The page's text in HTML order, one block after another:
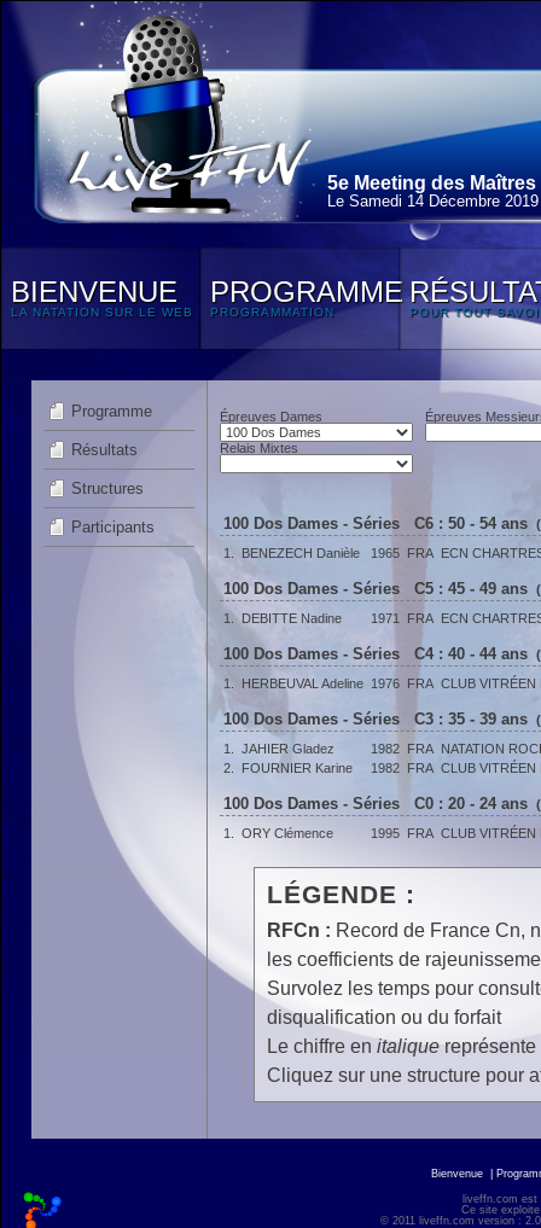
5e Meeting des
Le Samedi 14 Décembre 2019
BIENVENUE
LA NATATION SUR LE WEB
PROGRAMME
PROGRAMMATION POUR TOUT
Programme
Résultats
Structures
Participants
Épreuves Dames Épreuves
Relais Mixtes
100 Dos Dames - Séries C6 : 50 - 54 ans
1.
BENEZECH Danièle 1965 FRA ECN
100 Dos Dames - Séries C5 : 45 - 49 ans
1. DEBITTE Nadine 1971 FRA ECN
100 Dos Dames - Séries C4 : 40 - 44 ans
1.
HERBEUVAL Adeline 1976 FRA CLUB VITRÉEN
100 Dos Dames - Séries C3 : 35 - 39 ans
1.
JAHIER Gladez 1982 FRA NATATION
2.
FOURNIER Karine 1982 FRA CLUB VITRÉEN
100 Dos Dames - Séries C0 : 20 - 24 ans
1.
ORY Clémence 1995 FRA CLUB VITRÉEN
LÉGENDE :
RFCn : Record de France Cn,
les coefficients de
Survolez les temps pour
disqualification ou du forfait
Le chiffre en italiquereprésente
Cliquez sur une structure pour
Bienvenue
liveffn.com est
Ce site
© 2011 liveffn.com version :